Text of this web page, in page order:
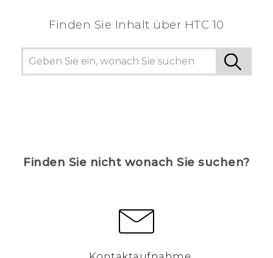
Finden Sie Inhalt über‎ HTC 10
Finden Sie nicht wonach Sie suchen?